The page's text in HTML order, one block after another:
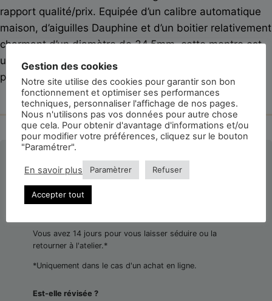
rapport qualité/prix. Equipée d’un calibre automatique
maison, d’aiguilles Dauphine et d’un boitier relativement
charmant d’un diamètre de 34.5mm, cette montre est
une icône dans la catégorie des dresswatch à petit
prix.
La montre est-elle authentifiée ?
Toutes les montres de la Confrérie du Temps sont
authentifiées par nos horlogers.
Vous avez 14 jours pour vous laisser séduire ou la
retourner à l'atelier.*
*Uniquement dans le cas d'un achat en ligne.
Est-elle révisée ?
Gestion des cookies
Notre site utilise des cookies pour garantir son bon
fonctionnement et optimiser ses performances
techniques, personnaliser l'affichage de nos pages.
Nous n'utilisons pas vos données pour autre chose
que cela. Pour obtenir d'avantage d'informations et/ou
pour modifier votre préférences, cliquez sur le bouton
"Paramétrer".
En savoir plus Paramètrer Refuser
Accepter tout